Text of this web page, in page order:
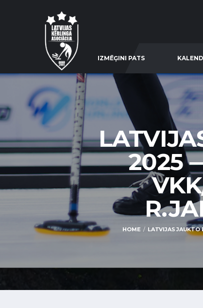
IZMĒĢINI PATS
2025
HOME LATVIJAS JAUKTO